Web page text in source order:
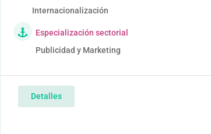
Internacionalización
Especialización sectorial
Publicidad y Marketing
Detalles